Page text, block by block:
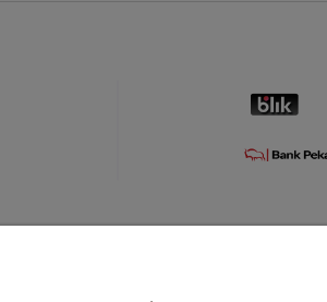
Płatności i dostawa